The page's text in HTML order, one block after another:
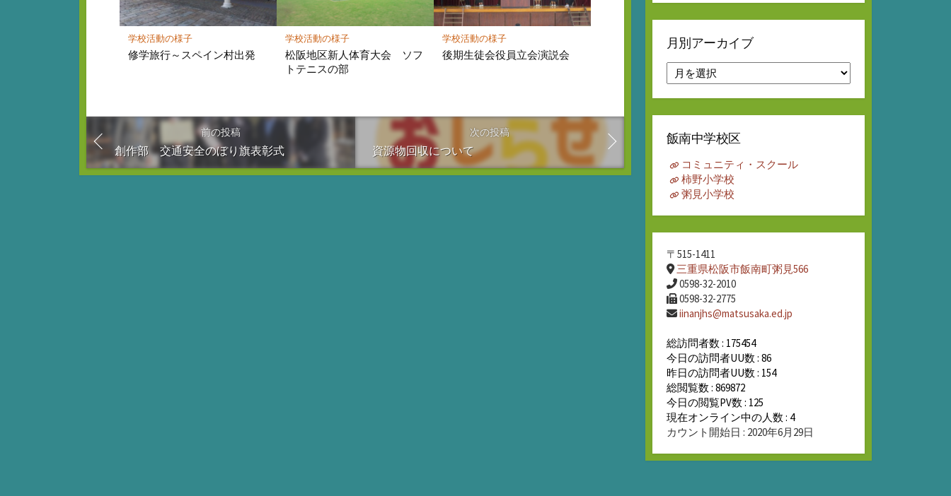
学校活動の様子
修学旅行～スペイン村出発
学校活動の様子
松阪地区新人体育大会 ソフ
トテニスの部
学校活動の様子
後期生徒会役員立会演説会
前の投稿
創作部 交通安全のぼり旗表彰式
次の投稿
資源物回収について
月別アーカイブ
別
ア
ー
イ
飯南中学校区
コミュニティ・スクール
柿野小学校
粥見小学校
〒515-1411
三重県松阪市飯南町粥見566
0598-32-2010
0598-32-2775
iinanjhs@matsusaka.ed.jp
総訪問者数 : 175454
今日の訪問者UU数 : 86
昨日の訪問者UU数 : 154
総閲覧数 : 869872
今日の閲覧PV数 : 125
現在オンライン中の人数 : 4
カウント開始日 : 2020年6月29日